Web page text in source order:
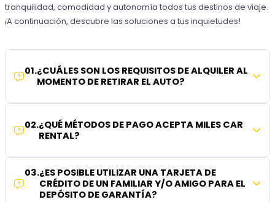
tranquilidad, comodidad y autonomía todos tus destinos de viaje.
¡A continuación, descubre las soluciones a tus inquietudes!
01.¿CUÁLES SON LOS REQUISITOS DE ALQUILER AL
MOMENTO DE RETIRAR EL AUTO?
02.¿QUÉ MÉTODOS DE PAGO ACEPTA MILES CAR
RENTAL?
03.¿ES POSIBLE UTILIZAR UNA TARJETA DE
CRÉDITO DE UN FAMILIAR Y/O AMIGO PARA EL
DEPÓSITO DE GARANTÍA?